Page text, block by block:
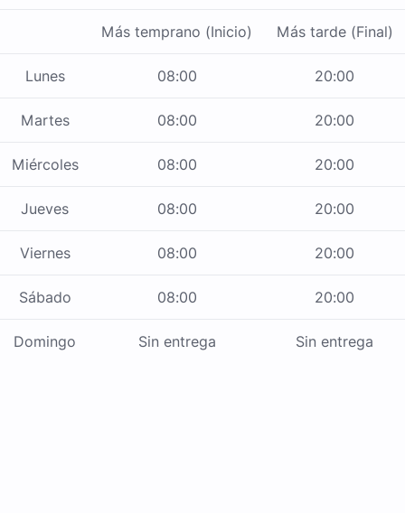
Más temprano (Inicio) Más tarde (Final)
Lunes 08:00 20:00
Martes 08:00 20:00
Miércoles 08:00 20:00
Jueves 08:00 20:00
Viernes 08:00 20:00
Sábado 08:00 20:00
Domingo Sin entrega Sin entrega